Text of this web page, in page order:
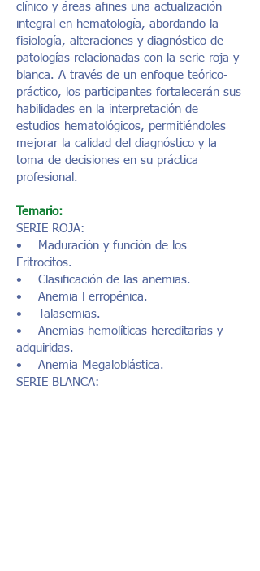
clínico y áreas afines una actualización
integral en hematología, abordando la
fisiología, alteraciones y diagnóstico de
patologías relacionadas con la serie roja y
blanca. A través de un enfoque teórico-
práctico, los participantes fortalecerán sus
habilidades en la interpretación de
estudios hematológicos, permitiéndoles
mejorar la calidad del diagnóstico y la
toma de decisiones en su práctica
profesional.
Temario:
SERIE ROJA:
• Maduración y función de los
Eritrocitos.
• Clasificación de las anemias.
• Anemia Ferropénica.
• Talasemias.
• Anemias hemolíticas hereditarias y
adquiridas.
• Anemia Megaloblástica.
SERIE BLANCA: